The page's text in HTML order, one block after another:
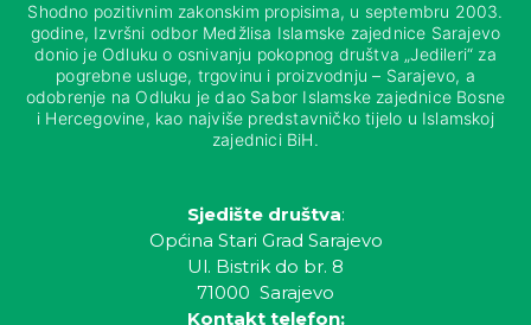
Shodno pozitivnim zakonskim propisima, u septembru 2003.
godine, Izvršni odbor Medžlisa Islamske zajednice Sarajevo
donio je Odluku o osnivanju pokopnog društva „Jedileri“ za
pogrebne usluge, trgovinu i proizvodnju – Sarajevo, a
odobrenje na Odluku je dao Sabor Islamske zajednice Bosne
i Hercegovine, kao najviše predstavničko tijelo u Islamskoj
zajednici BiH.
Sjedište društva:
Općina Stari Grad Sarajevo
Ul. Bistrik do br. 8
71000 Sarajevo
Kontakt telefon: